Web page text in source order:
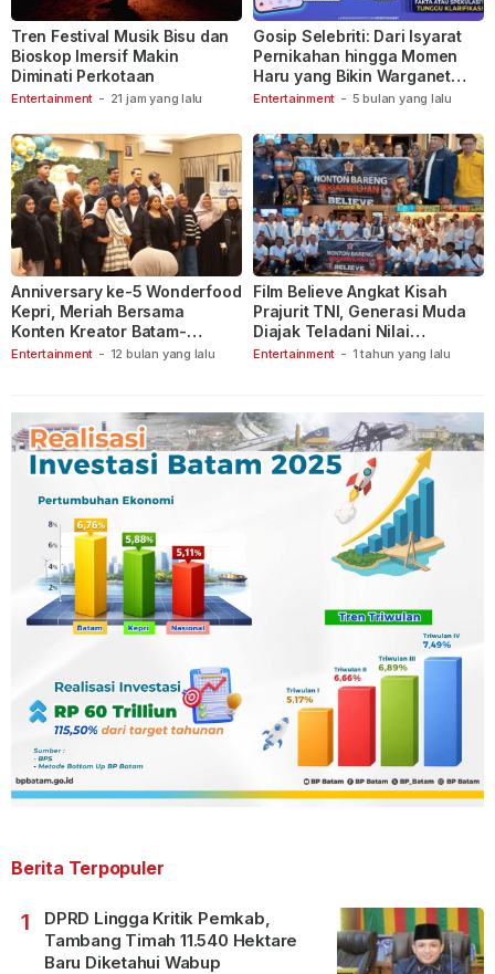
Entertainment - 21 jam yang lalu
Tren Festival Musik Bisu dan
Bioskop Imersif Makin
Diminati Perkotaan
Entertainment - 5 bulan yang lalu
Gosip Selebriti: Dari Isyarat
Pernikahan hingga Momen
Haru yang Bikin Warganet
Berspekulasi
Entertainment - 12 bulan yang lalu
Anniversary ke-5 Wonderfood
Kepri, Meriah Bersama
Konten Kreator Batam-
Tanjungpinang
Entertainment - 1 tahun yang lalu
Film Believe Angkat Kisah
Prajurit TNI, Generasi Muda
Diajak Teladani Nilai
Keberanian
Berita Terpopuler
1
DPRD Lingga Kritik Pemkab,
Tambang Timah 11.540 Hektare
Baru Diketahui Wabup